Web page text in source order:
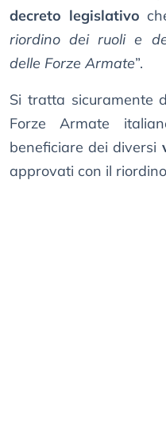
decreto legislativo
riordino dei ruoli e
delle Forze Armate”.
Si tratta sicuramente
Forze Armate
beneficiare dei diversi
approvati con il